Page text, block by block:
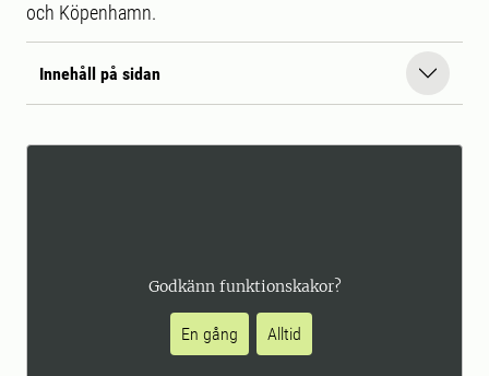
och Köpenhamn.
Innehåll på sidan
Godkänn funktionskakor?
En gång Alltid